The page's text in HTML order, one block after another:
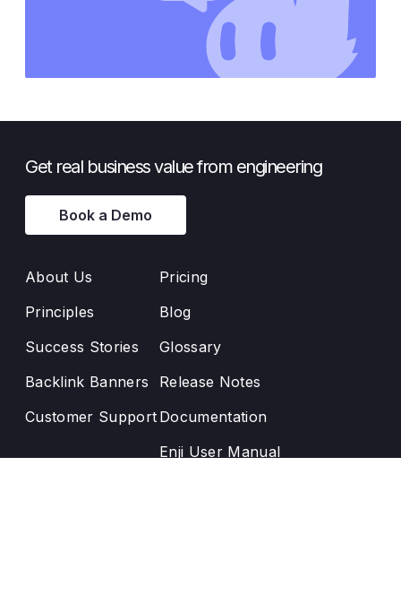
Get real business value from engineering
Book a Demo
About Us
Principles
Success Stories
Backlink Banners
Customer Support
Pricing
Blog
Glossary
Release Notes
Documentation
Enji User Manual